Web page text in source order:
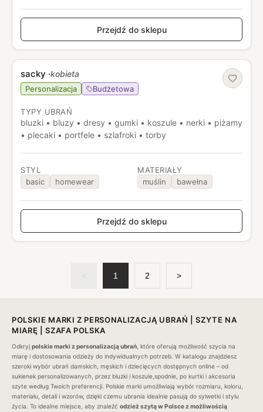
Przejdź do sklepu
sacky ·kobieta
Personalizacja Budżetowa
TYPY UBRAŃ
bluzki • bluzy • dresy • gumki • koszule • nerki • piżamy
• plecaki • portfele • szlafroki • torby
STYL
basic
homewear
MATERIAŁY
muślin
bawełna
Przejdź do sklepu
1 2 >
POLSKIE MARKI Z PERSONALIZACJĄ UBRAŃ | SZYTE NA
MIARĘ | SZAFA POLSKA
Odkryj polskie marki z personalizacją ubrań , które oferują możliwość szycia na
miarę i dostosowania odzieży do indywidualnych potrzeb. W katalogu znajdziesz
szeroki wybór ubrań damskich, męskich i dziecięcych dostępnych online – od
sukienek personalizowanych, przez bluzki i koszule,spodnie, po kurtki i akcesoria
szyte według Twoich preferencji. Polskie marki umożliwiają wybór rozmiaru, koloru,
materiału, detali i wzorów, dzięki czemu ubrania idealnie pasują do sylwetki i stylu
życia. To idealne miejsce, aby znaleźć odzież szytą w Polsce z możliwością